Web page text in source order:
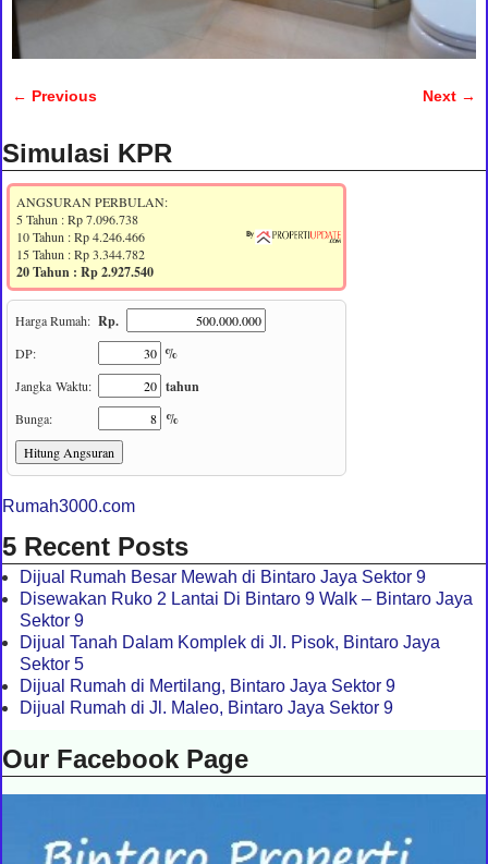
← Previous Next →
Simulasi KPR
Rumah3000.com
5 Recent Posts
Dijual Rumah Besar Mewah di Bintaro Jaya Sektor 9
Disewakan Ruko 2 Lantai Di Bintaro 9 Walk – Bintaro Jaya
Sektor 9
Dijual Tanah Dalam Komplek di Jl. Pisok, Bintaro Jaya
Sektor 5
Dijual Rumah di Mertilang, Bintaro Jaya Sektor 9
Dijual Rumah di Jl. Maleo, Bintaro Jaya Sektor 9
Our Facebook Page